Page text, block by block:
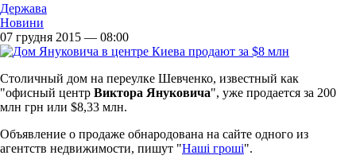
Держава
Новини
07 грудня 2015 — 08:00
Столичный дом на переулке Шевченко, известный как
"офисный центр Виктора Януковича", уже продается за 200
млн грн или $8,33 млн.
Объявление о продаже обнародована на сайте одного из
агентств недвижимости, пишут "Наші гроші".